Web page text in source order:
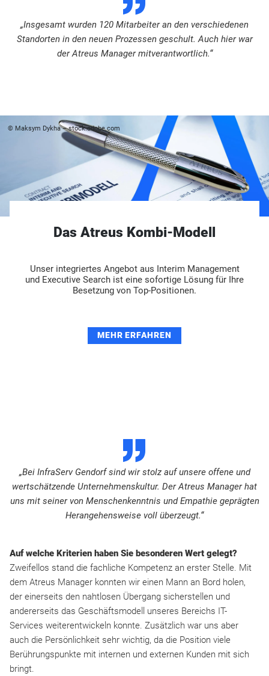
„Insgesamt wurden 120 Mitarbeiter an den verschiedenen
Standorten in den neuen Prozessen geschult. Auch hier war
der Atreus Manager mitverantwortlich.“
© Maksym Dykha – stock.adobe.com
Das Atreus Kombi-Modell
Unser integriertes Angebot aus Interim Management
und Executive Search ist eine sofortige Lösung für Ihre
Besetzung von Top-Positionen.
MEHR ERFAHREN
D
„Bei InfraServ Gendorf sind wir stolz auf unsere offene und
wertschätzende Unternehmenskultur. Der Atreus Manager hat
uns mit seiner von Menschenkenntnis und Empathie geprägten
Herangehensweise voll überzeugt.“
Auf welche Kriterien haben Sie besonderen Wert gelegt?
Zweifellos stand die fachliche Kompetenz an erster Stelle. Mit
dem Atreus Manager konnten wir einen Mann an Bord holen,
der einerseits den nahtlosen Übergang sicherstellen und
andererseits das Geschäftsmodell unseres Bereichs IT-
Services weiterentwickeln konnte. Zusätzlich war uns aber
auch die Persönlichkeit sehr wichtig, da die Position viele
Berührungspunkte mit internen und externen Kunden mit sich
bringt.